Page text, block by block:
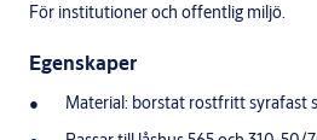
För institutioner och offentlig miljö.
Egenskaper
Material: borstat rostfritt syrafast